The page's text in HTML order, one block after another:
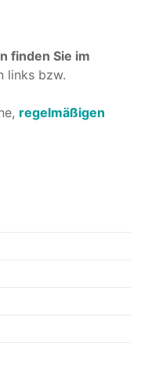
finden Sie im
links bzw.
regelmäßigen